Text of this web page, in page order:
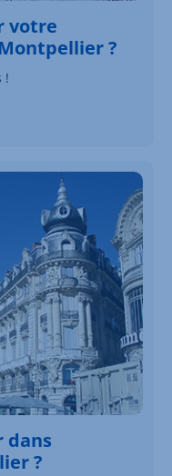
votre
?
!
dans
?